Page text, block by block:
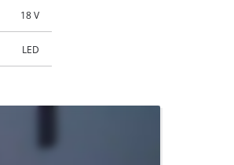
18 V
LED